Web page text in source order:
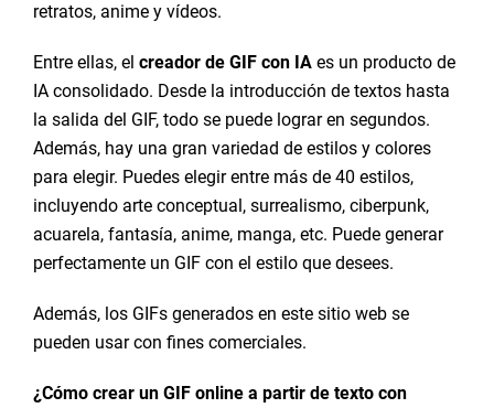
retratos, anime y vídeos.
Entre ellas, el creador de GIF con IA es un producto de
IA consolidado. Desde la introducción de textos hasta
la salida del GIF, todo se puede lograr en segundos.
Además, hay una gran variedad de estilos y colores
para elegir. Puedes elegir entre más de 40 estilos,
incluyendo arte conceptual, surrealismo, ciberpunk,
acuarela, fantasía, anime, manga, etc. Puede generar
perfectamente un GIF con el estilo que desees.
Además, los GIFs generados en este sitio web se
pueden usar con fines comerciales.
¿Cómo crear un GIF online a partir de texto con